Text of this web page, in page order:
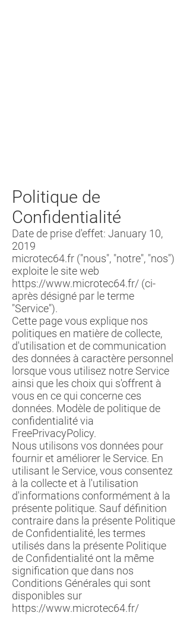
Politique de
Confidentialité
Date de prise d'effet: January 10,
2019
microtec64.fr ("nous", "notre", "nos")
exploite le site web
https://www.microtec64.fr/ (ci-
après désigné par le terme
"Service").
Cette page vous explique nos
politiques en matière de collecte,
d'utilisation et de communication
des données à caractère personnel
lorsque vous utilisez notre Service
ainsi que les choix qui s'offrent à
vous en ce qui concerne ces
données. Modèle de politique de
confidentialité via
FreePrivacyPolicy.
Nous utilisons vos données pour
fournir et améliorer le Service. En
utilisant le Service, vous consentez
à la collecte et à l'utilisation
d'informations conformément à la
présente politique. Sauf définition
contraire dans la présente Politique
de Confidentialité, les termes
utilisés dans la présente Politique
de Confidentialité ont la même
signification que dans nos
Conditions Générales qui sont
disponibles sur
https://www.microtec64.fr/